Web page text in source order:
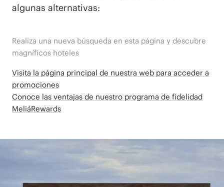
algunas alternativas:
Realiza una nueva búsqueda en esta página y descubre
magníficos hoteles
Visita la página principal de nuestra web para acceder a
promociones
Conoce las ventajas de nuestro programa de fidelidad
MeliáRewards